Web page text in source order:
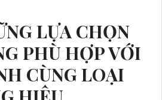
LỰA CHỌN
PHÙ HỢP VỚI
CÙNG LOẠI